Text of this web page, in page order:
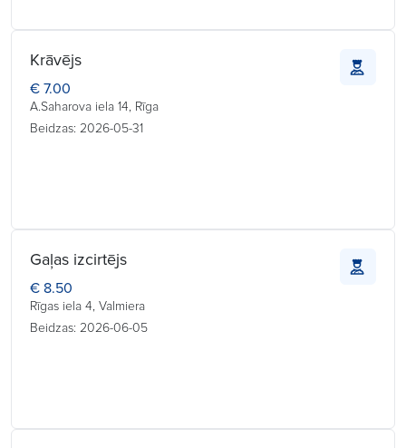
Krāvējs
€ 7.00
A.Saharova iela 14, Rīga
Beidzas: 2026-05-31
Gaļas izcirtējs
€ 8.50
Rīgas iela 4, Valmiera
Beidzas: 2026-06-05